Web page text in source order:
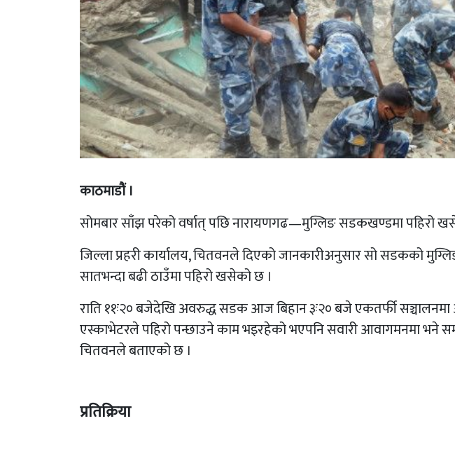
काठमाडाैं ।
सोमबार साँझ परेको वर्षात् पछि नारायणगढ—मुग्लिङ सडकखण्डमा पहिरो
जिल्ला प्रहरी कार्यालय, चितवनले दिएको जानकारीअनुसार सो सडकको
सातभन्दा बढी ठाउँमा पहिरो खसेको छ ।
राति ११ः२० बजेदेखि अवरुद्ध सडक आज बिहान ३ः२० बजे एकतर्फी
एस्काभेटरले पहिरो पन्छाउने काम भइरहेको भएपनि सवारी आवागमनमा भने
चितवनले बताएको छ ।
प्रतिक्रिया